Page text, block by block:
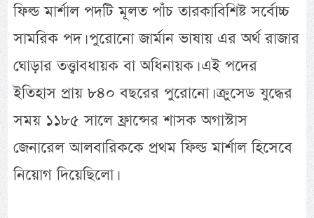
ফিল্ড মার্শাল পদটি মূলত পাঁচ তারকাবিশিষ্ট সর্বোচ্চ
সামরিক পদ। পুরোনো জার্মান ভাষায় এর অর্থ রাজার
ঘোড়ার তত্ত্বাবধায়ক বা অধিনায়ক। এই পদের
ইতিহাস প্রায় ৮৪০ বছরের পুরোনো। ক্রুসেড যুদ্ধের
সময় ১১৮৫ সালে ফ্রান্সের শাসক অগাস্টাস
জেনারেল আলবারিককে প্রথম ফিল্ড মার্শাল হিসেবে
নিয়োগ দিয়েছিলো।